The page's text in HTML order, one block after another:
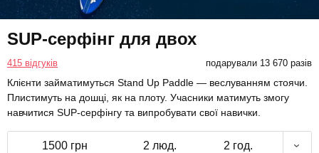
SUP-серфінг для двох
415 відгуків подарували 13 670 разів
Клієнти займатимуться Stand Up Paddle — веслуванням стоячи.
Плистимуть на дошці, як на плоту. Учасники матимуть змогу
навчитися SUP-серфінгу та випробувати свої навички.
1500 грн 2 люд. 2 год.